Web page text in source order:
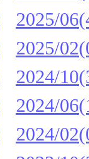
2025/
2025/
2024/
2024/
2024/